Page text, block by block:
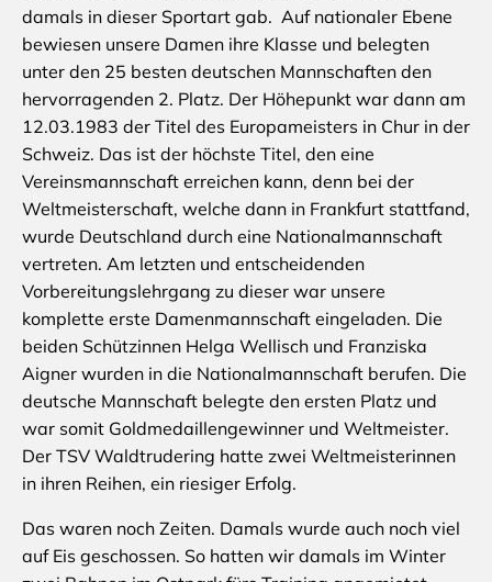
damals in dieser Sportart gab. Auf nationaler Ebene
bewiesen unsere Damen ihre Klasse und belegten
unter den 25 besten deutschen Mannschaften den
hervorragenden 2. Platz. Der Höhepunkt war dann am
12.03.1983 der Titel des Europameisters in Chur in der
Schweiz. Das ist der höchste Titel, den eine
Vereinsmannschaft erreichen kann, denn bei der
Weltmeisterschaft, welche dann in Frankfurt stattfand,
wurde Deutschland durch eine Nationalmannschaft
vertreten. Am letzten und entscheidenden
Vorbereitungslehrgang zu dieser war unsere
komplette erste Damenmannschaft eingeladen. Die
beiden Schützinnen Helga Wellisch und Franziska
Aigner wurden in die Nationalmannschaft berufen. Die
deutsche Mannschaft belegte den ersten Platz und
war somit Goldmedaillengewinner und Weltmeister.
Der TSV Waldtrudering hatte zwei Weltmeisterinnen
in ihren Reihen, ein riesiger Erfolg.
Das waren noch Zeiten. Damals wurde auch noch viel
auf Eis geschossen. So hatten wir damals im Winter